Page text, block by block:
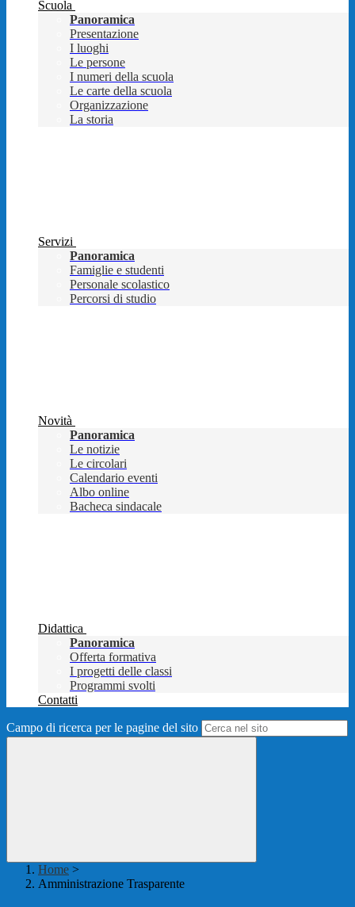
Scuola
Panoramica
Presentazione
I luoghi
Le persone
I numeri della scuola
Le carte della scuola
Organizzazione
La storia
Servizi
Panoramica
Famiglie e studenti
Personale scolastico
Percorsi di studio
Novità
Panoramica
Le notizie
Le circolari
Calendario eventi
Albo online
Bacheca sindacale
Didattica
Panoramica
Offerta formativa
I progetti delle classi
Programmi svolti
Contatti
Campo di ricerca per le pagine del sito
Home >
Amministrazione Trasparente